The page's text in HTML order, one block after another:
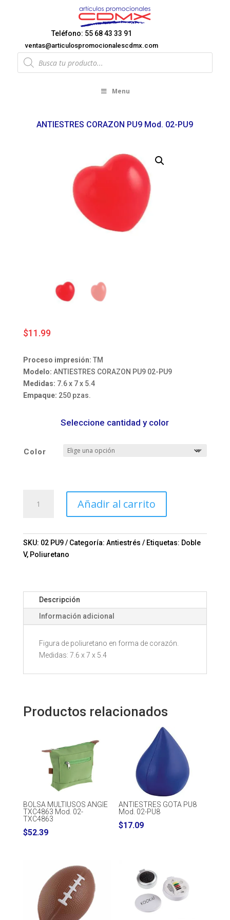
Teléfono: 55 68 43 33 91
ventas@articulospromocionalescdmx.com
Products
search
Menu
ANTIESTRES CORAZON PU9 Mod. 02-PU9
$11.99
Proceso impresión: TM
Modelo: ANTIESTRES CORAZON PU9 02-PU9
Medidas: 7.6 x 7 x 5.4
Empaque: 250 pzas.
Seleccione cantidad y color
Color
ANTIESTRES
CORAZON
02-
PU9
Añadir al carrito
SKU: 02 PU9 Categoría: Antiestrés Etiquetas: Doble
V, Poliuretano
Descripción
Información adicional
Figura de poliuretano en forma de corazón.
Medidas: 7.6 x 7 x 5.4
Productos relacionados
BOLSA MULTIUSOS ANGIE
TXC4863 Mod. 02-
TXC4863
$52.39
ANTIESTRES GOTA PU8
Mod. 02-PU8
$17.09